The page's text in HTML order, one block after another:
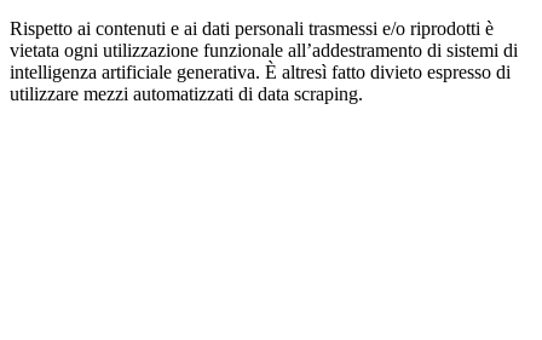
Rispetto ai contenuti e ai dati personali trasmessi e/o riprodotti è
vietata ogni utilizzazione funzionale all’addestramento di sistemi di
intelligenza artificiale generativa. È altresì fatto divieto espresso di
utilizzare mezzi automatizzati di data scraping.